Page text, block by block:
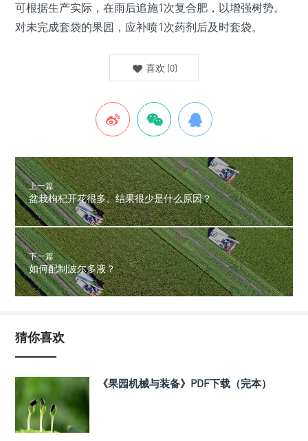
可根据生产实际，在雨后追施1次复合肥，以增强树势。
对未完成套袋的果园，应补喷1次药剂后及时套袋。
喜欢 (0)
上一篇
盆栽枸杞开花很多、结果很少是什么原因？
下一篇
如何配制波尔多液？
猜你喜欢
《果园机械与装备》PDF下载（完本）